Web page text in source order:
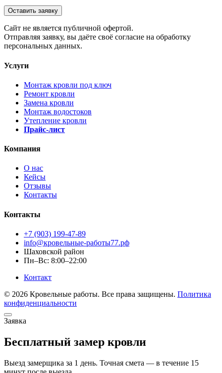
Оставить заявку
Cайт не является публичной офертой.
Отправляя заявку, вы даёте своё согласие на обработку
персональных данных.
Услуги
Монтаж кровли под ключ
Ремонт кровли
Замена кровли
Монтаж водостоков
Утепление кровли
Прайс-лист
Компания
О нас
Кейсы
Отзывы
Контакты
Контакты
+7 (903) 199-47-89
info@кровельные-работы77.рф
Шаховской район
Пн–Вс: 8:00–22:00
Контакт
© 2026 Кровельные работы. Все права защищены. Политика
конфиденциальности
Заявка
Бесплатный замер кровли
Выезд замерщика за 1 день. Точная смета — в течение 15